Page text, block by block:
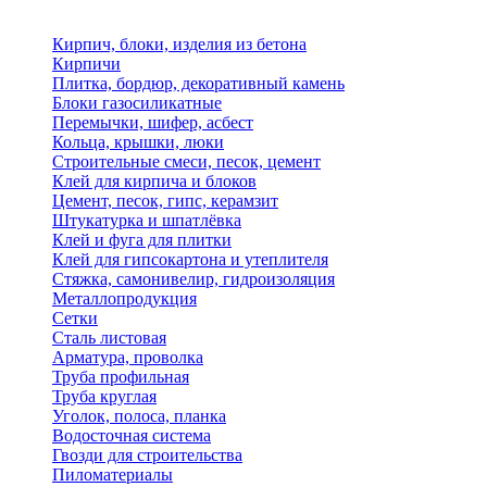
Кирпич, блоки, изделия из бетона
Кирпичи
Плитка, бордюр, декоративный камень
Блоки газосиликатные
Перемычки, шифер, асбест
Кольца, крышки, люки
Строительные смеси, песок, цемент
Клей для кирпича и блоков
Цемент, песок, гипс, керамзит
Штукатурка и шпатлёвка
Клей и фуга для плитки
Клей для гипсокартона и утеплителя
Стяжка, самонивелир, гидроизоляция
Металлопродукция
Сетки
Сталь листовая
Арматура, проволка
Труба профильная
Труба круглая
Уголок, полоса, планка
Водосточная система
Гвозди для строительства
Пиломатериалы